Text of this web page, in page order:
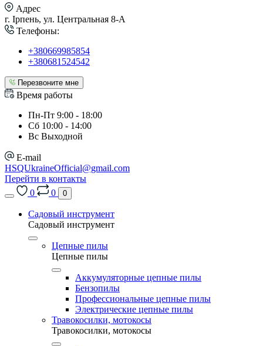
Адрес
г. Ірпень, ул. Центральная 8-А
Телефоны:
+380669985854
+380681524542
Перезвоните мне
Время работы
Пн-Пт 9:00 - 18:00
Сб 10:00 - 14:00
Вс Выходной
E-mail
HSQUkraineOfficial@gmail.com
Перейти в контакты
0
0 0
Садовый инструмент
Садовый инструмент
Цепные пилы
Цепные пилы
Аккумуляторные цепные пилы
Бензопилы
Профессиональные цепные пилы
Электрические цепные пилы
Травокосилки, мотокосы
Травокосилки, мотокосы